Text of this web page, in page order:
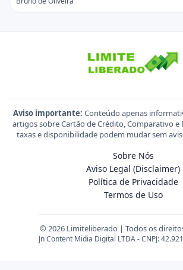
Aviso importante: Conteúdo apenas
artigos sobre Cartão de Crédito, Comparativo e
taxas e disponibilidade podem mudar sem
Sobre Nós
Aviso Legal (Disclaimer)
Política de Privacidade
Termos de Uso
© 2026 Limiteliberado | Todos os
Jn Content Midia Digital LTDA - CNPJ: